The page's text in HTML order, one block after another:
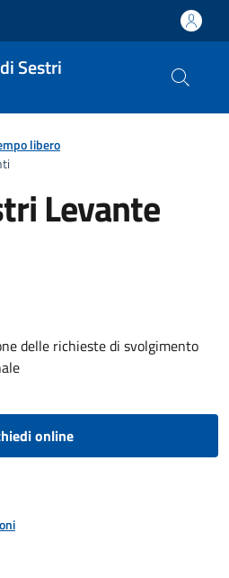
Sestri
libero
Levante
delle richieste di svolgimento
online